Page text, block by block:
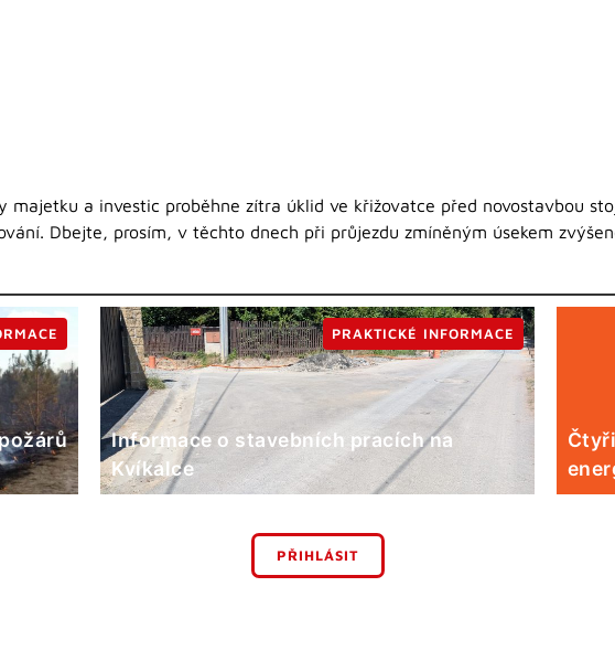
majetku a investic proběhne zítra úklid ve křižovatce před novostavbou
Dbejte, prosím, v těchto dnech při průjezdu zmíněným úsekem
Informace o stavebních pracích na
Kvíkalce
PRAKTICKÉ INFORMACE
PŘIHLÁSIT